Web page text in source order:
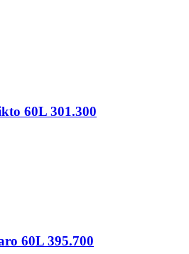
60L 301.300
60L 395.700